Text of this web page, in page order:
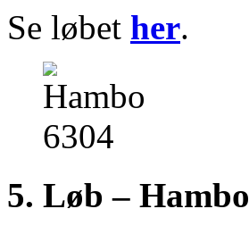
Se løbet her.
5. Løb – Hambo